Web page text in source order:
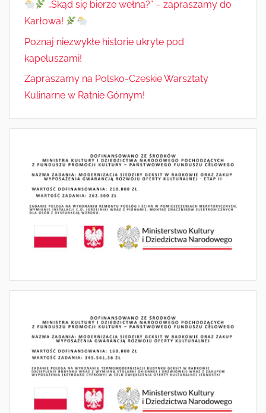
„Skąd się bierze wełna?” – zapraszamy do
Karłowa!
Poznaj niezwykłe historie ukryte pod
kapeluszami!
Zapraszamy na Polsko-Czeskie Warsztaty
Kulinarne w Ratnie Górnym!